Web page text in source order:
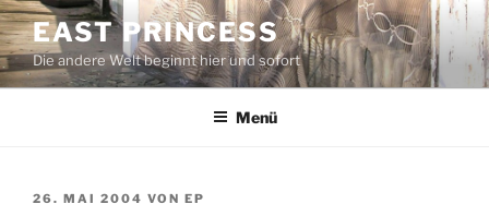
Zum
Inhalt
springen
EAST PRINCESS
Die andere Welt beginnt hier und sofort
Menü
VERÖFFENTLICHT
26. MAI 2004 VON EP